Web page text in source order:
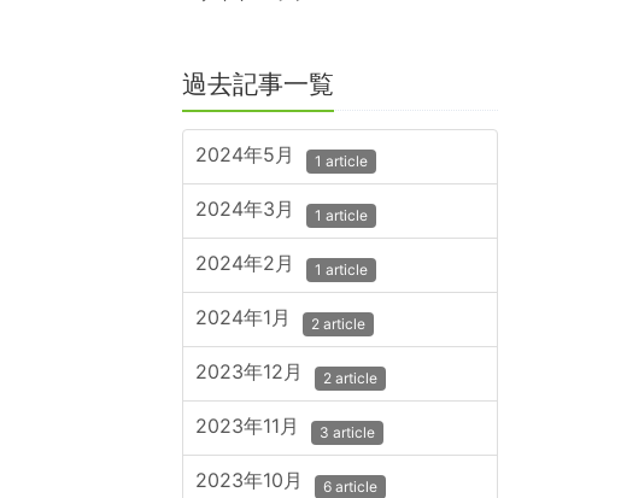
過去記事一覧
2024年5月 1 article
2024年3月 1 article
2024年2月 1 article
2024年1月 2 article
2023年12月 2 article
2023年11月 3 article
2023年10月 6 article